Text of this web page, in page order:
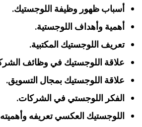
أسباب ظهور وظيفة اللوجستيك.
أهمية وأهداف اللوجستية.
تعريف اللوجستيك المكتبية.
علاقة اللوجستيك في وظائف
علاقة اللوجستيك بمجال التسويق.
الفكر اللوجستي في الشركات.
اللوجستيك العكسي تعريفه